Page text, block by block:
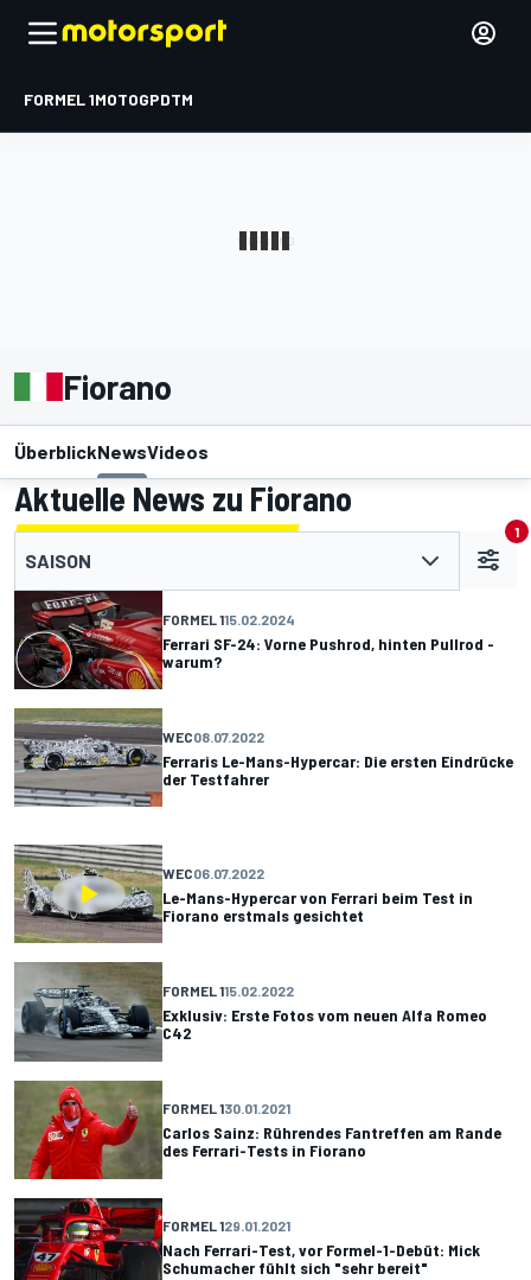
FORMEL 1MOTOGPDTM
Fiorano
ÜberblickNewsVideos
Aktuelle News zu Fiorano
SAISON
1
FORMEL 115.02.2024
Ferrari SF-24: Vorne Pushrod, hinten Pullrod -
warum?
WEC08.07.2022
Ferraris Le-Mans-Hypercar: Die ersten Eindrücke
der Testfahrer
WEC06.07.2022
Le-Mans-Hypercar von Ferrari beim Test in
Fiorano erstmals gesichtet
FORMEL 115.02.2022
Exklusiv: Erste Fotos vom neuen Alfa Romeo
C42
FORMEL 130.01.2021
Carlos Sainz: Rührendes Fantreffen am Rande
des Ferrari-Tests in Fiorano
FORMEL 129.01.2021
Nach Ferrari-Test, vor Formel-1-Debüt: Mick
Schumacher fühlt sich "sehr bereit"